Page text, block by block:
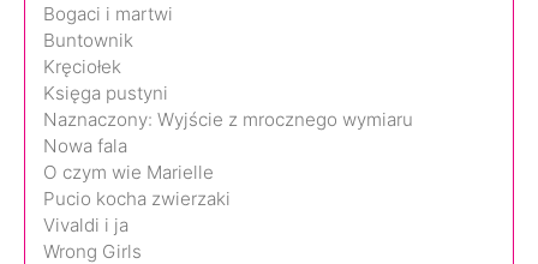
Bogaci i martwi
Buntownik
Kręciołek
Księga pustyni
Naznaczony: Wyjście z mrocznego wymiaru
Nowa fala
O czym wie Marielle
Pucio kocha zwierzaki
Vivaldi i ja
Wrong Girls